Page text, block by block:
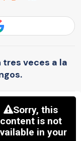
tres veces a la